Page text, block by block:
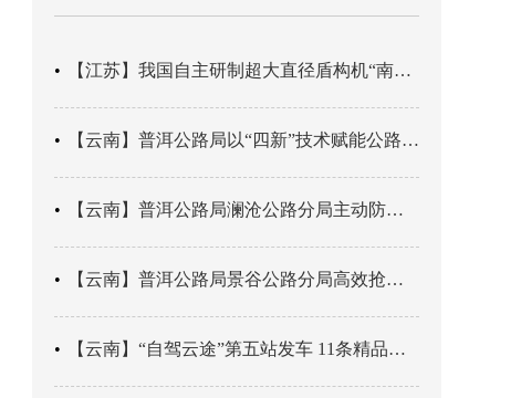
【江苏】我国自主研制超大直径盾构机“南湖号”在常熟下线
【云南】普洱公路局以“四新”技术赋能公路养护
【云南】普洱公路局澜沧公路分局主动防御成功处置214国道山体崩塌险情
【云南】普洱公路局景谷公路分局高效抢通紧急送医村路
【云南】“自驾云途”第五站发车 11条精品线路串起全域风光